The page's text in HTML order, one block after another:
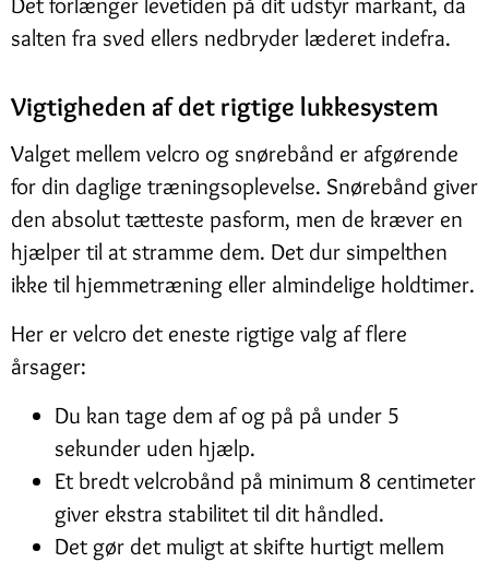
salten fra sved ellers nedbryder læderet indefra.
Vigtigheden af det rigtige lukkesystem
Valget mellem velcro og snørebånd er afgørende
for din daglige træningsoplevelse. Snørebånd giver
den absolut tætteste pasform, men de kræver en
hjælper til at stramme dem. Det dur simpelthen
ikke til hjemmetræning eller almindelige holdtimer.
Her er velcro det eneste rigtige valg af flere
årsager:
Du kan tage dem af og på på under 5
sekunder uden hjælp.
Et bredt velcrobånd på minimum 8 centimeter
giver ekstra stabilitet til dit håndled.
Det gør det muligt at skifte hurtigt mellem